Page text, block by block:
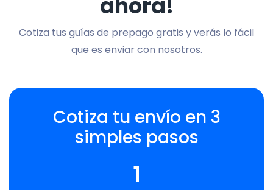
Cotiza tus guías de prepago gratis y verás lo fácil
que es enviar con nosotros.
Cotiza tu envío en 3
simples pasos
1